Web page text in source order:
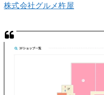
株式会社グルメ杵屋